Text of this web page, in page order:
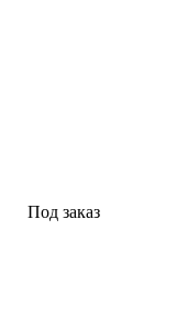
Под заказ